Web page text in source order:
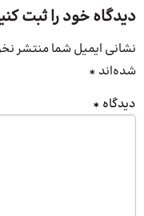
دیدگاه خود را ثبت
نشانی ایمیل شما منتشر
شده‌اند *
دیدگاه *